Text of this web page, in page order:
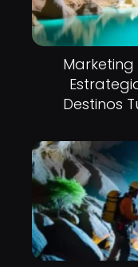
Destinos